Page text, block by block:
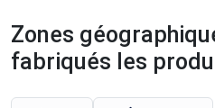
Zones
fabriqués les